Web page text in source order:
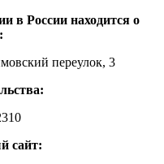
в России находится о
переулок, 3
сайт: